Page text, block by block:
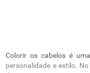
Colorir os cabelos é
personalidade e estilo.